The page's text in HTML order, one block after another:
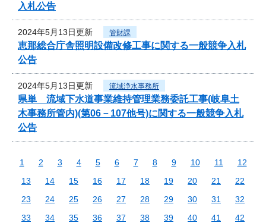
入札公告
2024年5月13日更新 管財課
恵那総合庁舎照明設備改修工事に関する一般競争入札
公告
2024年5月13日更新 流域浄水事務所
県単 流域下水道事業維持管理業務委託工事(岐阜土
木事務所管内)(第06－107他号)に関する一般競争入札
公告
1 2 3 4 5 6 7 8 9 10 11
12
13
14 15 16 17 18 19 20 21
22
23
24 25 26 27 28 29 30 31
32
33
34 35 36 37 38 39 40 41
42